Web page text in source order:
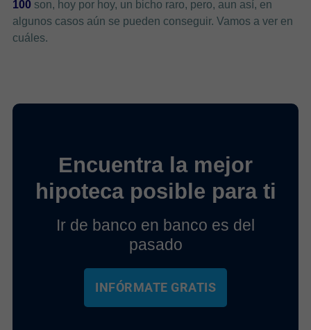
100 son, hoy por hoy, un bicho raro, pero, aun así, en
algunos casos aún se pueden conseguir. Vamos a ver en
cuáles.
Encuentra la mejor
hipoteca posible para ti
Ir de banco en banco es del
pasado
INFÓRMATE GRATIS